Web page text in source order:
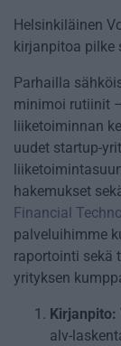
Helsinkiläinen
kirjanpitoa pilke
Parhailla
minimoi rutiinit
liiketoiminnan
uudet startup-
hakemukset
Financial
palveluihimme
raportointi sekä
yrityksen
Kirjanpito:
alv-